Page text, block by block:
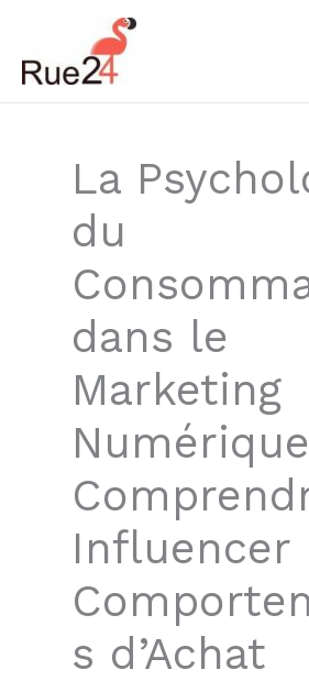
contenu
La
du
dans le
Marketing
Influencer
s d’Achat